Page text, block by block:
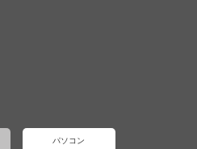
パソコン